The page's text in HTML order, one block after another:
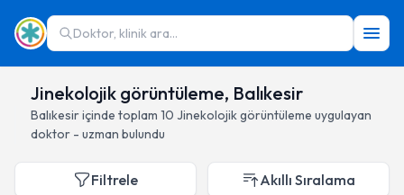
Doktor, klinik ara...
Jinekolojik görüntüleme, Balıkesir
Balıkesiriçinde toplam 10 Jinekolojik görüntüleme uygulayan
doktor - uzman bulundu
Filtrele Akıllı Sıralama